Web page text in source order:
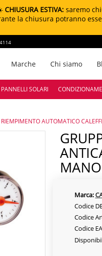
CHIUSURA ESTIVA: saremo
la chiusura potranno
Marche Chi siamo
PANNELLI SOLARI
AUTOMATICO
GRUPPO DI RIEMPIMENTO AUTOMATICO CALEFFI
Marca:
Codice
Codice
Codice